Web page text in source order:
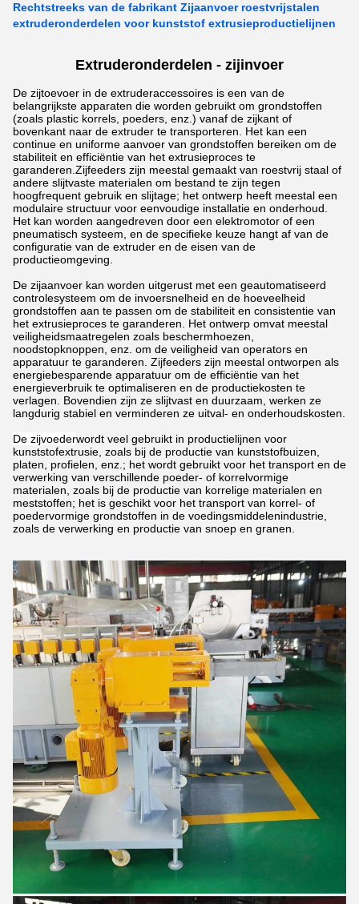
Rechtstreeks van de fabrikant Zijaanvoer roestvrijstalen
extruderonderdelen voor kunststof extrusieproductielijnen
Extruderonderdelen - zijinvoer
De zijtoevoer in de extruderaccessoires is een van de
belangrijkste apparaten die worden gebruikt om grondstoffen
(zoals plastic korrels, poeders, enz.) vanaf de zijkant of
bovenkant naar de extruder te transporteren. Het kan een
continue en uniforme aanvoer van grondstoffen bereiken om de
stabiliteit en efficiëntie van het extrusieproces te
garanderen. Zijfeeders zijn meestal gemaakt van roestvrij staal of
andere slijtvaste materialen om bestand te zijn tegen
hoogfrequent gebruik en slijtage; het ontwerp heeft meestal een
modulaire structuur voor eenvoudige installatie en onderhoud.
Het kan worden aangedreven door een elektromotor of een
pneumatisch systeem, en de specifieke keuze hangt af van de
configuratie van de extruder en de eisen van de
productieomgeving.
De zijaanvoer kan worden uitgerust met een geautomatiseerd
controlesysteem om de invoersnelheid en de hoeveelheid
grondstoffen aan te passen om de stabiliteit en consistentie van
het extrusieproces te garanderen. Het ontwerp omvat meestal
veiligheidsmaatregelen zoals beschermhoezen,
noodstopknoppen, enz. om de veiligheid van operators en
apparatuur te garanderen. Zijfeeders zijn meestal ontworpen als
energiebesparende apparatuur om de efficiëntie van het
energieverbruik te optimaliseren en de productiekosten te
verlagen. Bovendien zijn ze slijtvast en duurzaam, werken ze
langdurig stabiel en verminderen ze uitval- en onderhoudskosten.
De zijvoederwordt veel gebruikt in productielijnen voor
kunststofextrusie, zoals bij de productie van kunststofbuizen,
platen, profielen, enz.; het wordt gebruikt voor het transport en de
verwerking van verschillende poeder- of korrelvormige
materialen, zoals bij de productie van korrelige materialen en
meststoffen; het is geschikt voor het transport van korrel- of
poedervormige grondstoffen in de voedingsmiddelenindustrie,
zoals de verwerking en productie van snoep en granen.